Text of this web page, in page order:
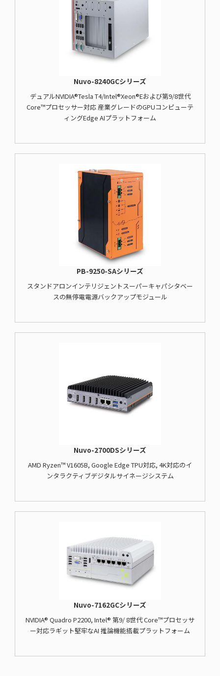
Nuvo-8240GCシリーズ
デュアルNVIDIA®Tesla T4/Intel®Xeon®Eおよび第9/8世代
Core™プロセッサー対応 産業グレードのGPUコンピューテ
ィングEdge AIプラットフォーム
PB-9250-SAシリーズ
スタンドアロンインテリジェントスーパーキャパシタベー
スの無停電電源バックアップモジュール
Nuvo-2700DSシリーズ
AMD Ryzen™ V1605B, Google Edge TPU対応, 4K対応のイ
ンタラクティブデジタルサイネージシステム
Nuvo-7162GCシリーズ
NVIDIA® Quadro P2200, Intel® 第9/ 8世代 Core™プロセッサ
ー対応ラギット堅牢なAI 推論機能搭載プラットフォーム